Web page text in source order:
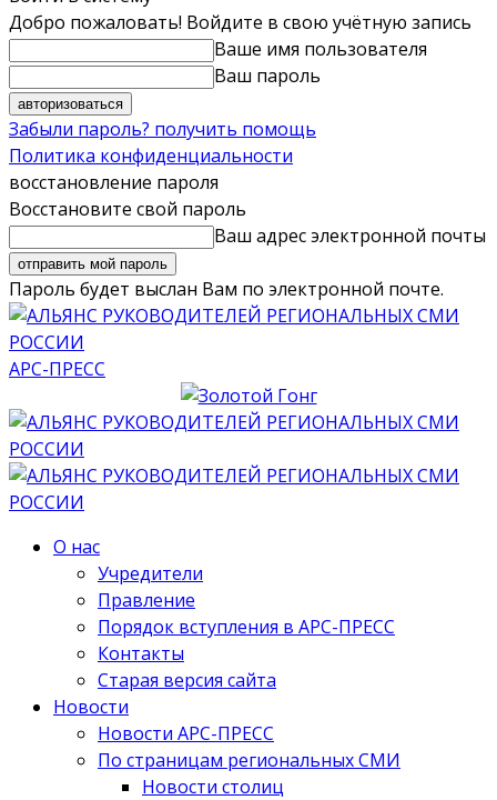
Добро пожаловать! Войдите в свою учётную запись
Ваше имя пользователя
Ваш пароль
Забыли пароль? получить помощь
Политика конфиденциальности
восстановление пароля
Восстановите свой пароль
Ваш адрес электронной почты
Пароль будет выслан Вам по электронной почте.
АРС-ПРЕСС
О нас
Учредители
Правление
Порядок вступления в АРС-ПРЕСС
Контакты
Старая версия сайта
Новости
Новости АРС-ПРЕСС
По страницам региональных СМИ
Новости столиц